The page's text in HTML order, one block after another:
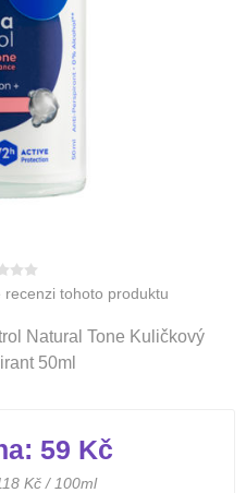
tohoto produktu
Natural Tone Kuličkový
50ml
59 Kč
Kč / 100ml